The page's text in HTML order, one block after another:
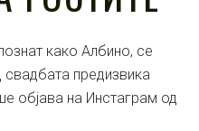
како Албино, се
предизвика
објава на Инстаграм од